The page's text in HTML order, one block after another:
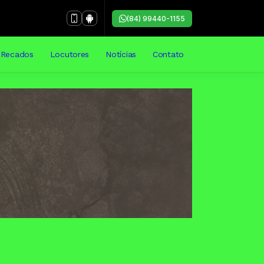
(84) 99440-1155
Recados Locutores Notícias Contato